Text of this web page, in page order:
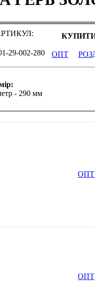
29-002-280 ОПТ
- 290 мм
ОПТ
ОПТ